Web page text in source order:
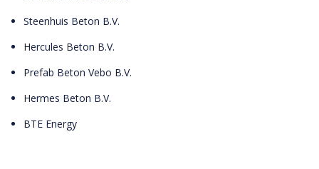
Steenhuis Beton B.V.
Hercules Beton B.V.
Prefab Beton Vebo B.V.
Hermes Beton B.V.
BTE Energy